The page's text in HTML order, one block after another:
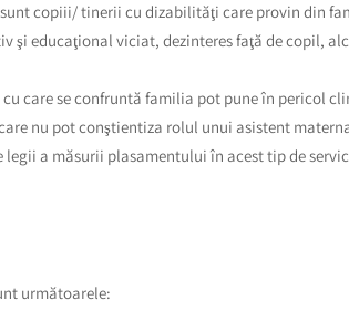
copiii/ tinerii cu dizabilităţi care provin din
educaţional viciat, dezinteres faţă de copil,
care se confruntă familia pot pune în pericol
nu pot conştientiza rolul unui asistent
a măsurii plasamentului în acest tip de
următoarele: